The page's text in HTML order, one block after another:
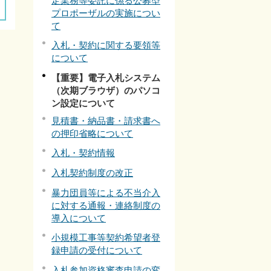
プロポーザルの実施につい
て
入札・契約に関する要領等
について
【重要】電子入札システム
（次期ブラウザ）のパソコ
ン設定について
見積書・納品書・請求書へ
の押印省略について
入札・契約情報
入札契約制度の改正
暴力団員等による不当介入
に対する通報・連絡制度の
導入について
小規模工事等契約希望者登
録申請の受付について